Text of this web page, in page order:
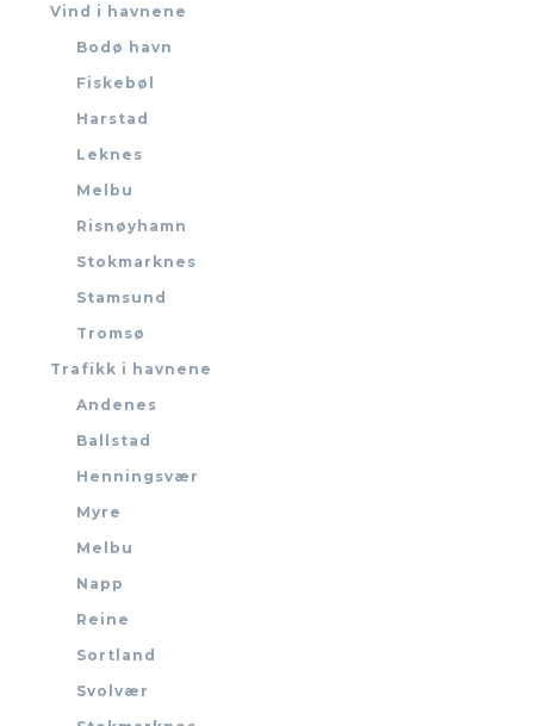
Vind i havnene
Bodø havn
Fiskebøl
Harstad
Leknes
Melbu
Risnøyhamn
Stokmarknes
Stamsund
Tromsø
Trafikk i havnene
Andenes
Ballstad
Henningsvær
Myre
Melbu
Napp
Reine
Sortland
Svolvær